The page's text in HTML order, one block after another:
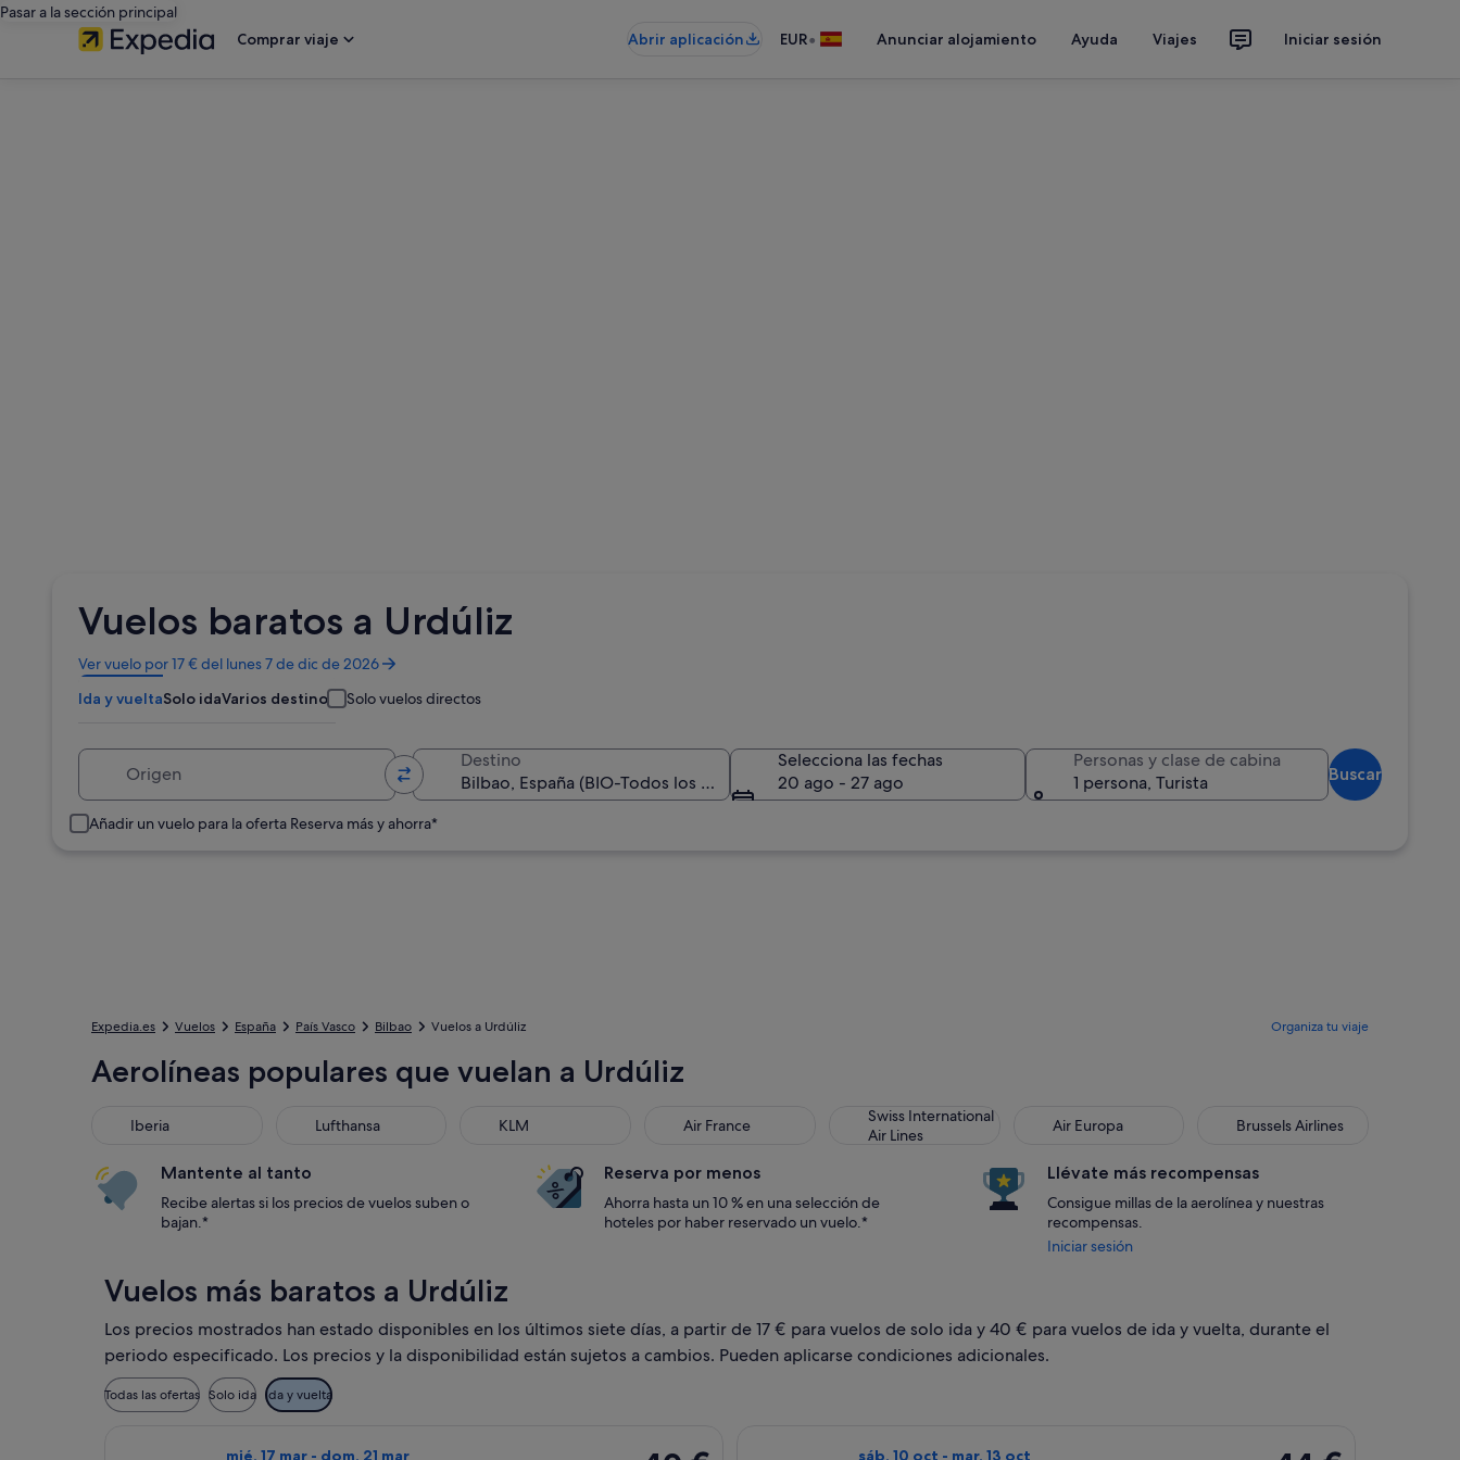
Pasar a la sección principal
Comprar viaje
Abrir aplicación EUR• Anunciar alojamiento Ayuda Viajes Iniciar sesión
Vuelos baratos a Urdúliz
Ver vuelo por 17 € del lunes 7 de dic de 2026
Se
abre
en
nueva
Ida y vueltaSolo idaVarios destinos Solo vuelos directos
Destino
Selecciona las fechas
20 ago - 27 ago
Personas y clase de cabina
1 persona, Turista
Buscar
Añadir un vuelo para la oferta Reserva más y ahorra*
Expedia.es Vuelos España País Vasco Bilbao Vuelos a Urdúliz Organiza tu viaje
Aerolíneas populares que vuelan a Urdúliz
Iberia
Iberia Lufthansa
Lufthansa KLM Air France
Air France
Swiss International
Air Lines
Swiss International Air Lines Air Europa
Air Europa Brussels Airlines
Brussels Airlines
Mantente al tanto
Recibe alertas si los precios de vuelos suben o
bajan.*
Reserva por menos
Ahorra hasta un 10 % en una selección de
hoteles por haber reservado un vuelo.*
Llévate más recompensas
Consigue millas de la aerolínea y nuestras
recompensas.
Iniciar sesión
Vuelos más baratos a Urdúliz
Los precios mostrados han estado disponibles en los últimos siete días, a partir de 17 € para vuelos de solo ida y 40 € para vuelos de ida y vuelta, durante el
periodo especificado. Los precios y la disponibilidad están sujetos a cambios. Pueden aplicarse condiciones adicionales.
Todas las ofertas Solo ida Ida y vuelta
mié, 17 mar - dom, 21 mar sáb, 10 oct - mar, 13 oct